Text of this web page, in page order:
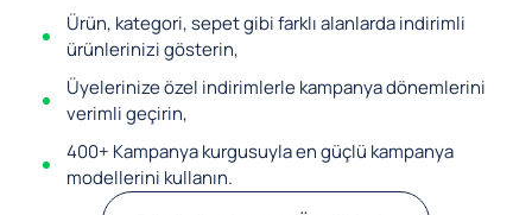
Ürün, kategori, sepet gibi farklı alanlarda indirimli
ürünlerinizi gösterin,
Üyelerinize özel indirimlerle kampanya dönemlerini
verimli geçirin,
400+ Kampanya kurgusuyla en güçlü kampanya
modellerini kullanın.